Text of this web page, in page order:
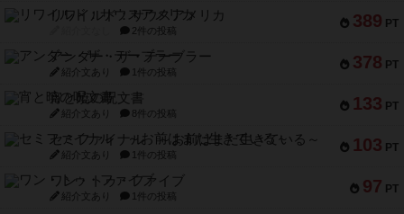
389 PT
リワイルド：サウスアメリカ
2件の投稿
378 PT
アンダー・ザ・テーブラー
紹介文あり 1件の投稿
133 PT
宵と暁の呪文書
紹介文あり 8件の投稿
103 PT
セミファイナル ～お前はまだ生きている～
紹介文あり 1件の投稿
97 PT
ワン・トゥ・ファイブ
紹介文あり 1件の投稿